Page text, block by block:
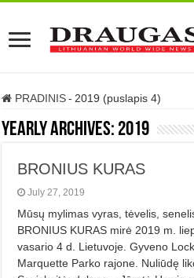
PRADINIS - 2019 (puslapis 4)
Yearly Archives: 2019
BRONIUS KURAS
July 27, 2019
Mūsų mylimas vyras, tėvelis,
BRONIUS KURAS mirė 2019 m.
vasario 4 d. Lietuvoje. Gyveno
Marquette Parko rajone. Nuliūdę